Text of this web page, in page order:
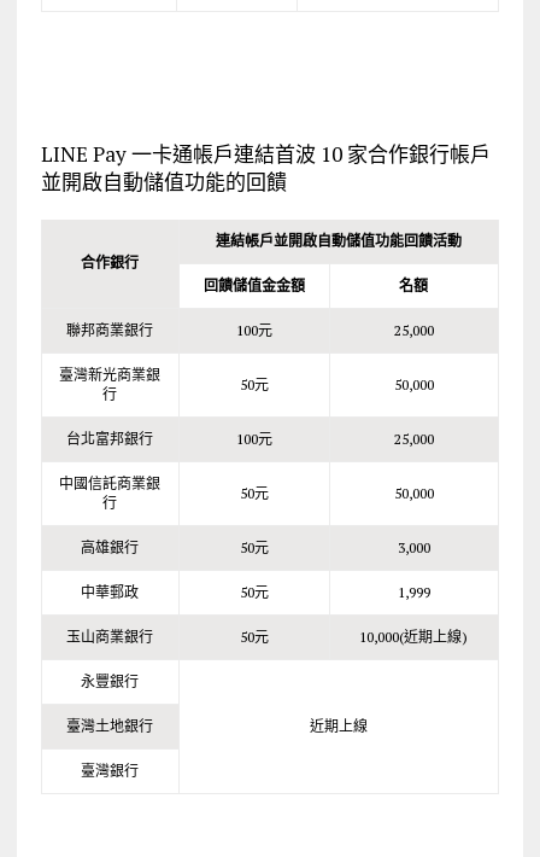
LINE Pay 一卡通帳戶連結首波 10 家合作銀行帳戶
並開啟自動儲值功能的回饋
合作銀行
連結帳戶並開啟自動儲值功能回饋活動
回饋儲值金金額 名額
聯邦商業銀行 100元 25,000
臺灣新光商業銀
行
50元 50,000
台北富邦銀行 100元 25,000
中國信託商業銀
行
50元 50,000
高雄銀行 50元 3,000
中華郵政 50元 1,999
玉山商業銀行 50元 10,000(近期上線)
永豐銀行
近期上線
臺灣土地銀行
臺灣銀行